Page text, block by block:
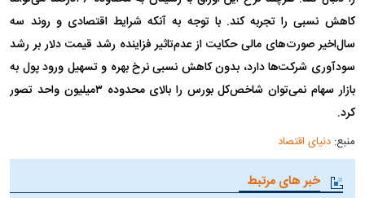
کاهش نسبی را تجربه کند. با توجه به آنکه شرایط اقتصادی و روند سه
سال‌اخیر صورت‌های مالی حکایت از عدم‌تاثیر فزاینده رشد قیمت دلار بر رشد
سودآوری شرکت‌ها دارد، بدون کاهش نسبی نرخ بهره و تسهیل ورود پول به
بازار سهام نمی‌توان شاخص‌کل بورس را بالای محدوده ۳میلیون واحد تصور
کرد.
منبع:دنیای اقتصاد
خبر های مرتبط